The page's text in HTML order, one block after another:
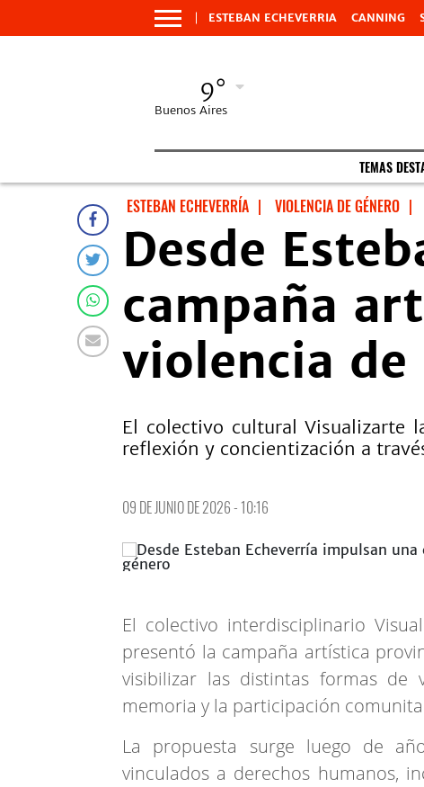
ESTEBAN ECHEVERRIA CANNING
9°
Buenos Aires
TEMAS
ESTEBAN ECHEVERRÍA | VIOLENCIA DE GÉNERO |
Desde
campaña
violencia de
El colectivo cultural Visualizarte
reflexión y concientización a
09 DE JUNIO DE 2026 - 10:16
El colectivo interdisciplinario
presentó la campaña artística
visibilizar las distintas formas
memoria y la participación
La propuesta surge luego de
vinculados a derechos humanos,